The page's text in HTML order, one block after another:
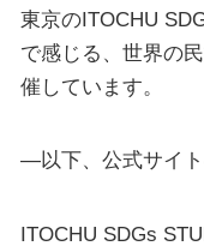
東京のITOCHU
で感じる、世界の
催しています。
—以下、公式サイ
ITOCHU SDGs